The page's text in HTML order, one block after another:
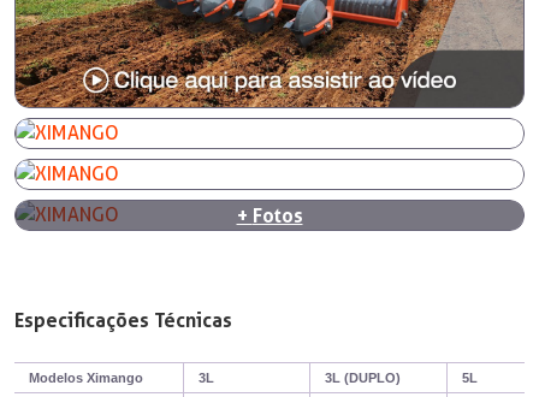
+ Fotos
Especificações Técnicas
Modelos Ximango 3L 3L (DUPLO) 5L